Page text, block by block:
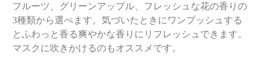
フルーツ、グリーンアップル、フレッシュな花の香りの
3種類から選べます。気づいたときにワンプッシュする
とふわっと香る爽やかな香りにリフレッシュできます。
マスクに吹きかけるのもオススメです。